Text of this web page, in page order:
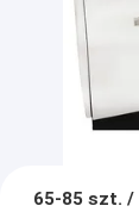
65-85 szt. /